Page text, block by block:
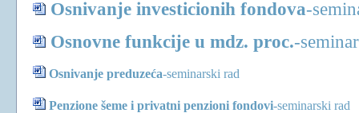
Osnivanje investicionih fondova-
Osnovne funkcije u mdz. proc.-
Osnivanje preduzeća-seminarski rad
Penzione šeme i privatni penzioni fondovi-seminarski rad